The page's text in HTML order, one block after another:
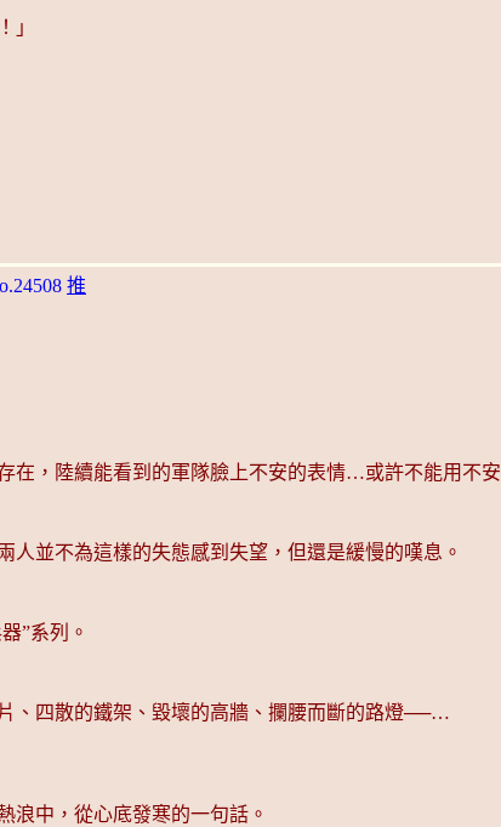
」
推
，陸續能看到的軍隊臉上不安的表情…或許不能用不
並不為這樣的失態感到失望，但還是緩慢的嘆息。
”系列。
、四散的鐵架、毀壞的高牆、攔腰而斷的路燈──…
浪中，從心底發寒的一句話。